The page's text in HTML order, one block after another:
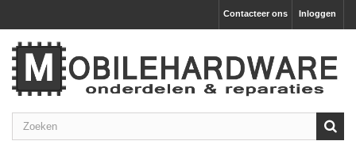
Inloggen
Contacteer ons